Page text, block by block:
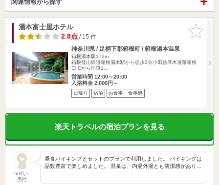
関連情報から探す
お気に入
りに追加
湯本富士屋ホテル
2.8点/ 15 件
神奈川県 / 足柄下郡箱根町 / 箱根湯本温泉
箱根湯本駅172m
箱根登山鉄道箱根湯本駅から徒歩3分小田急厚木道路箱根
口ICから国道1…
営業時間 12:00～20:00
入浴料金 2,000円～
日帰り 宿泊 お食事・食事処
楽天トラベルの宿泊プランを見る
50代～
男性
昼食バイキングとセットのプランで利用しました。 バイキングは
品数豊富で楽しめました。 温泉は、内湯外湯とも清潔感があり…